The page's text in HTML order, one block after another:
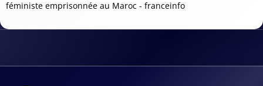
féministe emprisonnée au Maroc - franceinfo